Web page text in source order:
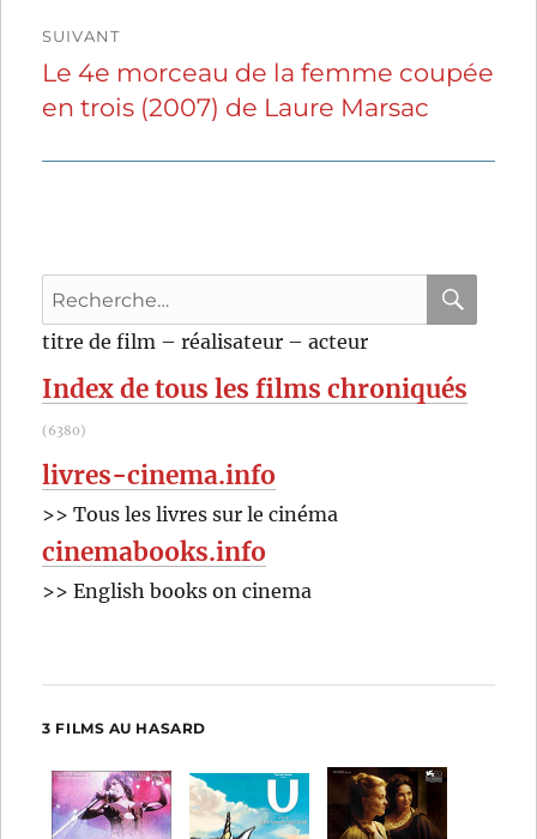
SUIVANT
Publication
suivante :
Le 4e morceau de la femme coupée
en trois (2007) de Laure Marsac
Recherche
pour
:
titre de film – réalisateur – acteur
Index de tous les films chroniqués
(6380)
livres-cinema.info
>> Tous les livres sur le cinéma
cinemabooks.info
>> English books on cinema
3 FILMS AU HASARD